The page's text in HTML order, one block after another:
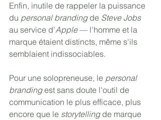
Enfin, inutile de rappeler la puissance
du personal branding de Steve Jobs
au service d'Apple — l'homme et la
marque étaient distincts, même s'ils
semblaient indissociables.
Pour une solopreneuse, le personal
branding est sans doute l'outil de
communication le plus efficace, plus
encore que le storytelling de marque